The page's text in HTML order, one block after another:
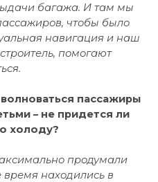
багажа. И там мы
чтобы было
навигация и наш
помогают
пассажиры
– не придется ли
холоду?
продумали
время находились в